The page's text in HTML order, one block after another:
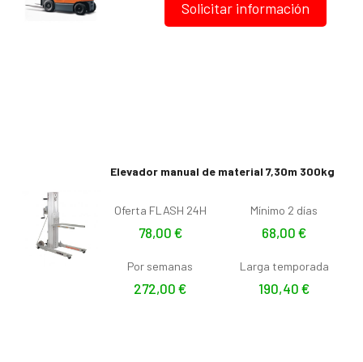
Solicitar información
Elevador manual de material 7,30m 300kg
Oferta FLASH 24H
78,00 €
Mínimo 2 días
68,00 €
Por semanas
272,00 €
Larga temporada
190,40 €